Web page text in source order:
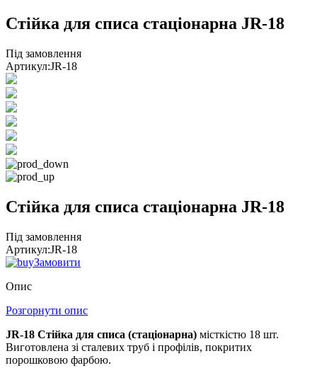
Стійка для списа стаціонарна JR-18
Під замовлення
Артикул:JR-18
Стійка для списа стаціонарна JR-18
Під замовлення
Артикул:JR-18
Замовити
Опис
Розгорнути опис
JR-18 Стійка для списа (стаціонарна) місткістю 18 шт.
Виготовлена ​​зі сталевих труб і профілів, покритих
порошковою фарбою.